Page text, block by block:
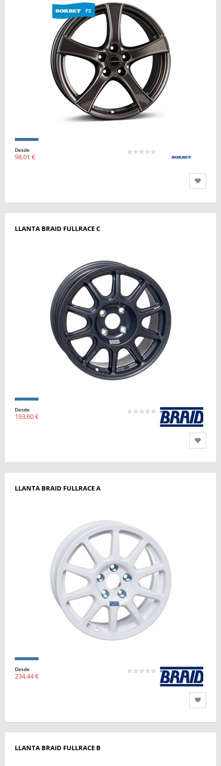
Desde
98,01 €
LLANTA BRAID FULLRACE C
Desde
193,60 €
LLANTA BRAID FULLRACE A
Desde
234,44 €
LLANTA BRAID FULLRACE B